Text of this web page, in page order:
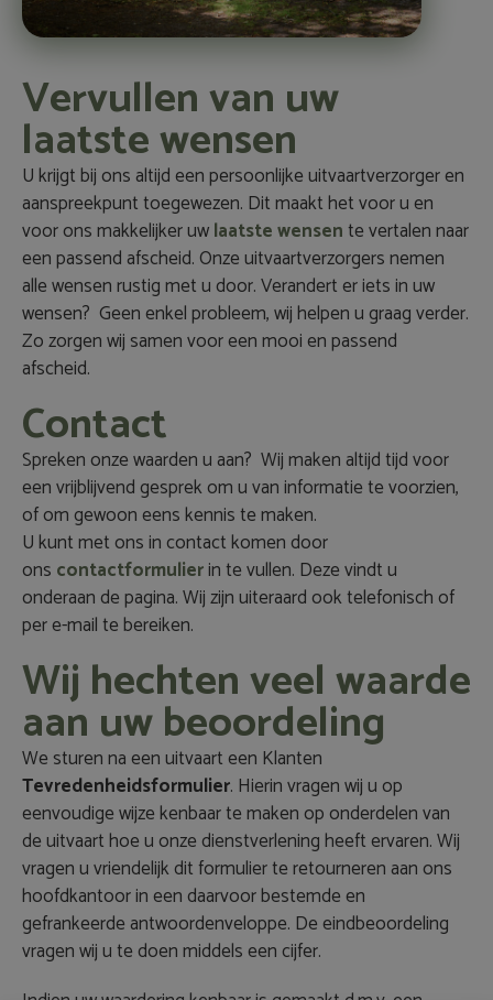
Vervullen van uw
laatste wensen
U krijgt bij ons altijd een persoonlijke uitvaartverzorger en
aanspreekpunt toegewezen. Dit maakt het voor u en
voor ons makkelijker uwlaatste wensente vertalen naar
een passend afscheid. Onze uitvaartverzorgers nemen
alle wensen rustig met u door. Verandert er iets in uw
wensen? Geen enkel probleem, wij helpen u graag verder.
Zo zorgen wij samen voor een mooi en passend
afscheid.
Contact
Spreken onze waarden u aan? Wij maken altijd tijd voor
een vrijblijvend gesprek om u van informatie te voorzien,
of om gewoon eens kennis te maken.
U kunt met ons in contact komen door
ons contactformulierin te vullen. Deze vindt u
onderaan de pagina. Wij zijn uiteraard ook telefonisch of
per e-mail te bereiken.
Wij hechten veel waarde
aan uw beoordeling
We sturen na een uitvaart een Klanten
Tevredenheidsformulier. Hierin vragen wij u op
eenvoudige wijze kenbaar te maken op onderdelen van
de uitvaart hoe u onze dienstverlening heeft ervaren. Wij
vragen u vriendelijk dit formulier te retourneren aan ons
hoofdkantoor in een daarvoor bestemde en
gefrankeerde antwoordenveloppe. De eindbeoordeling
vragen wij u te doen middels een cijfer.